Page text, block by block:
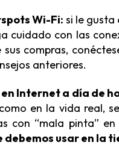
Wi-Fi: si le gusta
cuidado con las
compras,
anteriores.
Internet a día de
en la vida real,
con “mala pinta”
usar en la